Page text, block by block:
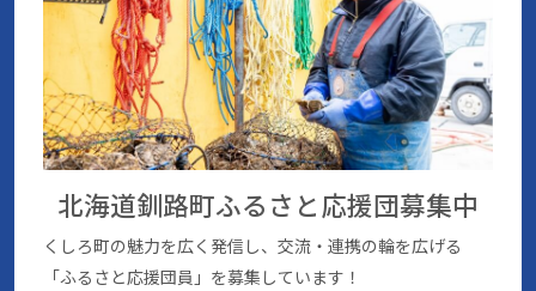
北海道釧路町ふるさと応援団募集中
くしろ町の魅⼒を広く発信し、交流・連携の輪を広げる
「ふるさと応援団員」を募集しています！